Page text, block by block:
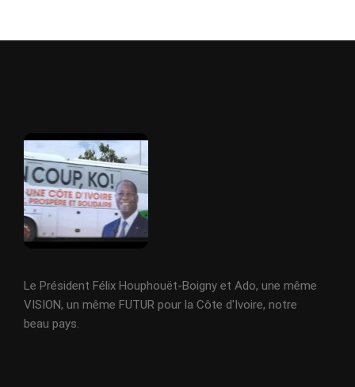
Le Président Félix Houphouët-Boigny et Ado, une même
VISION, un même FUTUR pour la Côte d'Ivoire, notre
beau pays.